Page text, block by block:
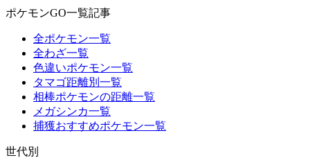
ポケモンGO一覧記事
全ポケモン一覧
全わざ一覧
色違いポケモン一覧
タマゴ距離別一覧
相棒ポケモンの距離一覧
メガシンカ一覧
捕獲おすすめポケモン一覧
世代別